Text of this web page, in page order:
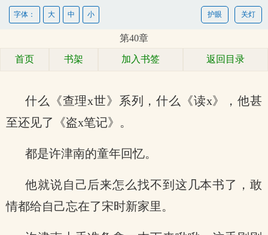
关灯
护眼
字体： 大 中 小
第40章
首页 书架 加入书签 返回目录
什么《查理x世》系列，什么《读x》，他甚
至还见了《盗x笔记》。
都是许津南的童年回忆。
他就说自己后来怎么找不到这几本书了，敢
情都给自己忘在了宋时新家里。